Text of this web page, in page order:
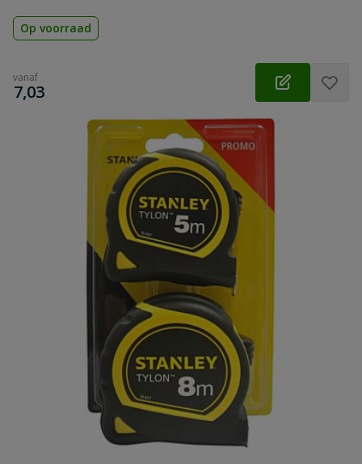
Op voorraad
vanaf
€
7,03